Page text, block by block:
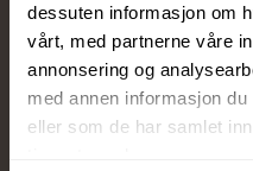
dessuten informasjon om
vårt, med partnerne våre
annonsering og
med annen informasjon
eller som de har samlet